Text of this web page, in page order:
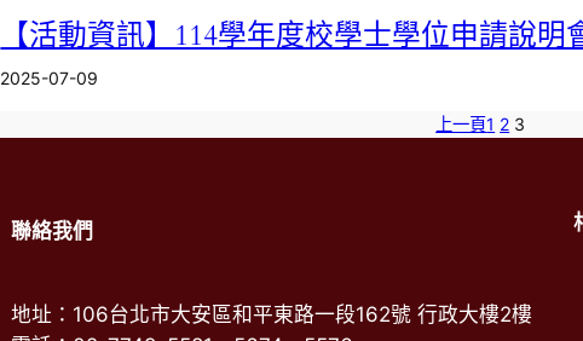
【活動資訊】114學年度校學士學位申請說明
2025-07-09
上一頁1 2 3
聯絡我們
地址：106台北市大安區和平東路一段162號 行政大樓2樓